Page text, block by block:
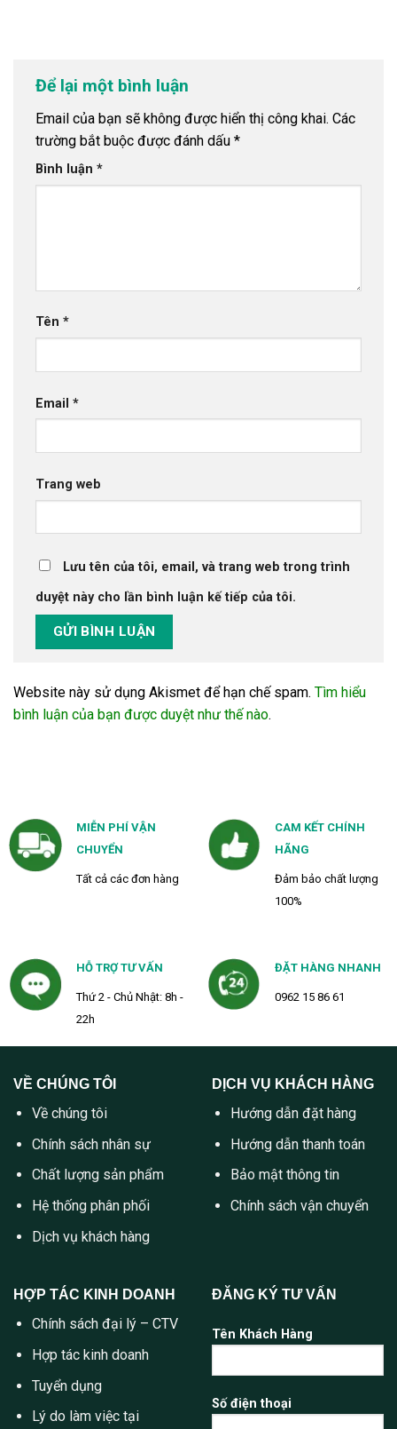
Để lại một bình luận
Email của bạn sẽ không được hiển thị công khai. Các
trường bắt buộc được đánh dấu *
Bình luận *
Tên *
Email *
Trang web
Lưu tên của tôi, email, và trang web trong trình
duyệt này cho lần bình luận kế tiếp của tôi.
Website này sử dụng Akismet để hạn chế spam. Tìm hiểu
bình luận của bạn được duyệt như thế nào.
MIỄN PHÍ VẬN
CHUYỂN
Tất cả các đơn hàng
CAM KẾT CHÍNH
HÃNG
Đảm bảo chất lượng
100%
HỖ TRỢ TƯ VẤN
Thứ 2 - Chủ Nhật: 8h -
22h
ĐẶT HÀNG NHANH
0962 15 86 61
VỀ CHÚNG TÔI
Về chúng tôi
Chính sách nhân sự
Chất lượng sản phẩm
Hệ thống phân phối
Dịch vụ khách hàng
DỊCH VỤ KHÁCH HÀNG
Hướng dẫn đặt hàng
Hướng dẫn thanh toán
Bảo mật thông tin
Chính sách vận chuyển
HỢP TÁC KINH DOANH
Chính sách đại lý – CTV
Hợp tác kinh doanh
Tuyển dụng
Lý do làm việc tại
ĐĂNG KÝ TƯ VẤN
Tên Khách Hàng
Số điện thoại